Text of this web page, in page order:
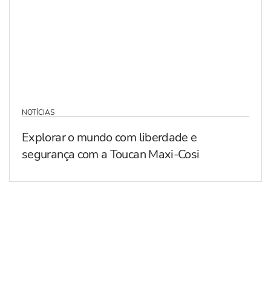
NOTÍCIAS
Explorar o mundo com liberdade e
segurança com a Toucan Maxi-Cosi